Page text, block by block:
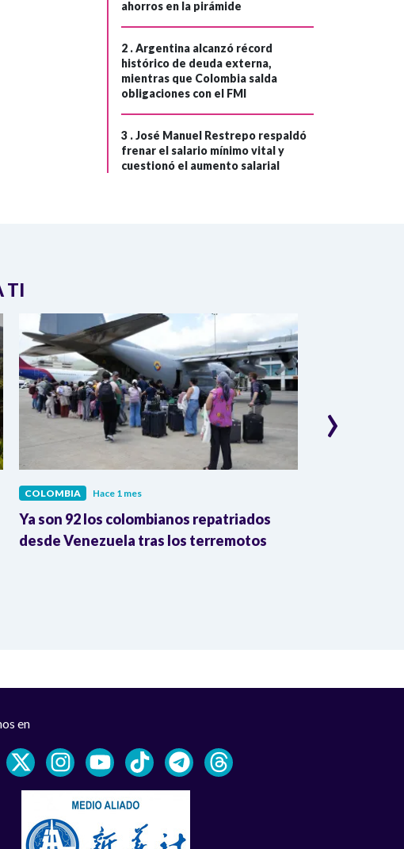
ahorros en la pirámide
2 .Argentina alcanzó récord
histórico de deuda externa,
mientras que Colombia salda
obligaciones con el FMI
3 .José Manuel Restrepo respaldó
frenar el salario mínimo vital y
cuestionó el aumento salarial
TI
COLOMBIA Hace 1 mes
Ya son 92 los colombianos repatriados
desde Venezuela tras los terremotos
›
en